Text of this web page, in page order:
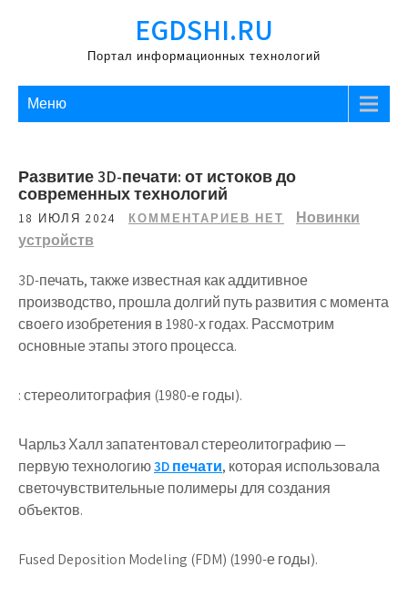
содержимому
EGDSHI.RU
Портал информационных технологий
Меню
Развитие 3D-печати: от истоков до
современных технологий
18 ИЮЛЯ 2024 КОММЕНТАРИЕВ НЕТ
Новинки
устройств
3D-печать, также известная как аддитивное
производство, прошла долгий путь развития с момента
своего изобретения в 1980-х годах. Рассмотрим
основные этапы этого процесса.
: стереолитография (1980-е годы).
Чарльз Халл запатентовал стереолитографию —
первую технологию3D печати, которая использовала
светочувствительные полимеры для создания
объектов.
Fused Deposition Modeling (FDM) (1990-е годы).